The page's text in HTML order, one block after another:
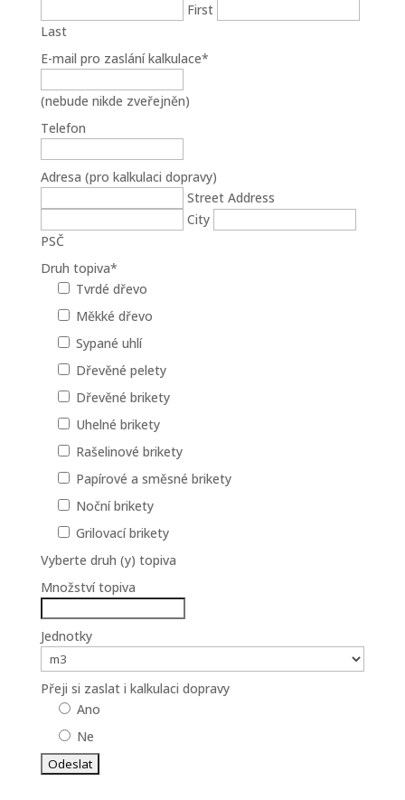
First
Last
E-mail pro zaslání kalkulace*
(nebude nikde zveřejněn)
Telefon
Adresa (pro kalkulaci dopravy)
Street Address
City
PSČ
Druh topiva*
Tvrdé dřevo
Měkké dřevo
Sypané uhlí
Dřevěné pelety
Dřevěné brikety
Uhelné brikety
Rašelinové brikety
Papírové a směsné brikety
Noční brikety
Grilovací brikety
Vyberte druh (y) topiva
Množství topiva
Jednotky
Přeji si zaslat i kalkulaci dopravy
Ano
Ne